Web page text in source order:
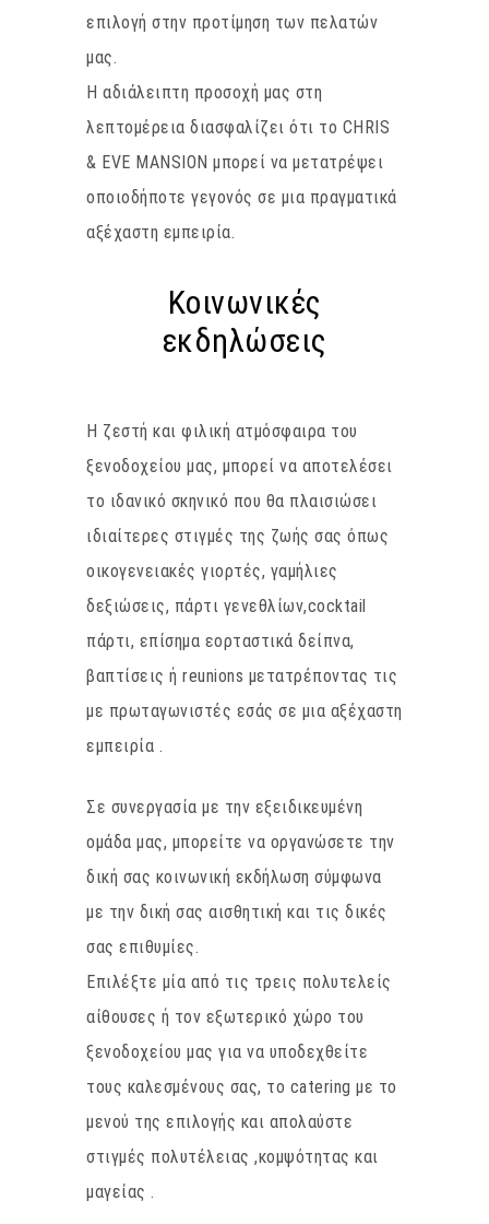
επιλογή στην προτίμηση των πελατών
μας.
Η αδιάλειπτη προσοχή μας στη
λεπτομέρεια διασφαλίζει ότι το CHRIS
& EVE MANSION μπορεί να μετατρέψει
οποιοδήποτε γεγονός σε μια πραγματικά
αξέχαστη εμπειρία.
Κοινωνικές
εκδηλώσεις
Η ζεστή και φιλική ατμόσφαιρα του
ξενοδοχείου μας, μπορεί να αποτελέσει
το ιδανικό σκηνικό που θα πλαισιώσει
ιδιαίτερες στιγμές της ζωής σας όπως
οικογενειακές γιορτές, γαμήλιες
δεξιώσεις, πάρτι γενεθλίων,cocktail
πάρτι, επίσημα εορταστικά δείπνα,
βαπτίσεις ή reunions μετατρέποντας τις
με πρωταγωνιστές εσάς σε μια αξέχαστη
εμπειρία .
Σε συνεργασία με την εξειδικευμένη
ομάδα μας, μπορείτε να οργανώσετε την
δική σας κοινωνική εκδήλωση σύμφωνα
με την δική σας αισθητική και τις δικές
σας επιθυμίες.
Επιλέξτε μία από τις τρεις πολυτελείς
αίθουσες ή τον εξωτερικό χώρο του
ξενοδοχείου μας για να υποδεχθείτε
τους καλεσμένους σας, το catering με το
μενού της επιλογής και απολαύστε
στιγμές πολυτέλειας ,κομψότητας και
μαγείας .